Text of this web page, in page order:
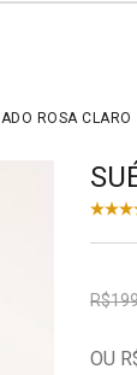
ROSA CLARO
OU